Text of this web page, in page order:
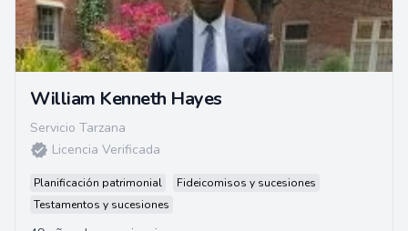
William Kenneth Hayes
Servicio Tarzana
Licencia Verificada
Planificación patrimonial
Fideicomisos y sucesiones
Testamentos y sucesiones